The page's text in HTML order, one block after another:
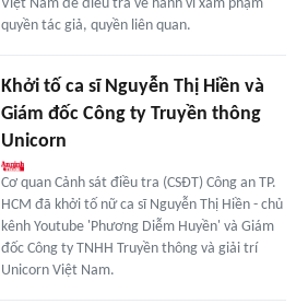
Việt Nam để điều tra về hành vi xâm phạm
quyền tác giả, quyền liên quan.
Khởi tố ca sĩ Nguyễn Thị Hiền và
Giám đốc Công ty Truyền thông
Unicorn
Cơ quan Cảnh sát điều tra (CSĐT) Công an TP.
HCM đã khởi tố nữ ca sĩ Nguyễn Thị Hiền - chủ
kênh Youtube 'Phương Diễm Huyền' và Giám
đốc Công ty TNHH Truyền thông và giải trí
Unicorn Việt Nam.